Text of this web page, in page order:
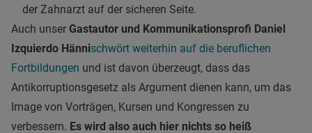
der Zahnarzt auf der sicheren Seite.
Auch unser Gastautor und Kommunikationsprofi Daniel
Izquierdo Hännischwört weiterhin auf die beruflichen
Fortbildungen und ist davon überzeugt, dass das
Antikorruptionsgesetz als Argument dienen kann, um das
Image von Vorträgen, Kursen und Kongressen zu
verbessern. Es wird also auch hier nichts so heiß